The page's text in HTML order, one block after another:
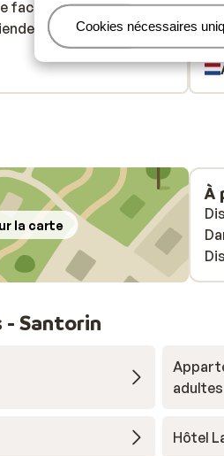
Gérer
Cookies nécessaires
faciliteiten, vrij nieuwe
personeel!
faciliteiten, vrij nieuwe
personeel!
la carte
À
Santorin
adultes
Hôtel